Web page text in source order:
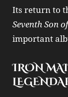
Its return to
Seventh Son
important
IRON